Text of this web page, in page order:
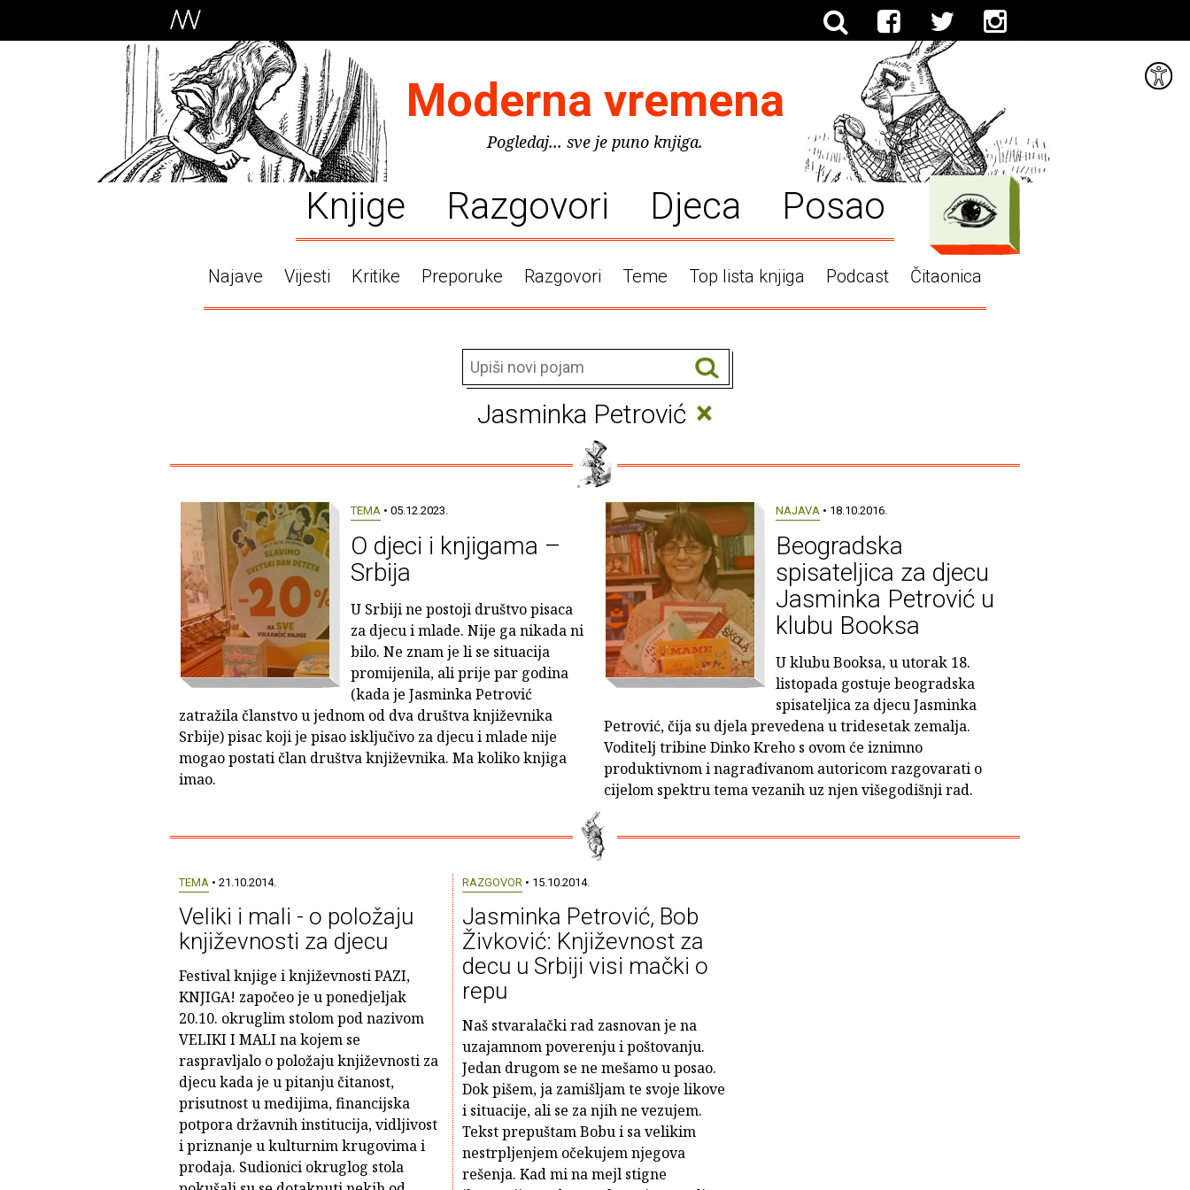
Moderna vremena
Pogledaj... sve je puno knjiga.
Knjige Razgovori Djeca Posao
Najave Vijesti Kritike Preporuke Razgovori Teme Top lista knjiga Podcast Čitaonica
Jasminka Petrović ×
TEMA • 05.12.2023.
O djeci i knjigama –
Srbija
U Srbiji ne postoji društvo pisaca
za djecu i mlade. Nije ga nikada ni
bilo. Ne znam je li se situacija
promijenila, ali prije par godina
(kada je Jasminka Petrović
zatražila članstvo u jednom od dva društva književnika
Srbije) pisac koji je pisao isključivo za djecu i mlade nije
mogao postati član društva književnika. Ma koliko knjiga
imao.
NAJAVA • 18.10.2016.
Beogradska
spisateljica za djecu
Jasminka Petrović u
klubu Booksa
U klubu Booksa, u utorak 18.
listopada gostuje beogradska
spisateljica za djecu Jasminka
Petrović, čija su djela prevedena u tridesetak zemalja.
Voditelj tribine Dinko Kreho s ovom će iznimno
produktivnom i nagrađivanom autoricom razgovarati o
cijelom spektru tema vezanih uz njen višegodišnji rad.
TEMA• 21.10.2014.
Veliki i mali - o položaju
književnosti za djecu
Festival knjige i književnosti PAZI,
KNJIGA! započeo je u ponedjeljak
20.10. okruglim stolom pod nazivom
VELIKI I MALI na kojem se
raspravljalo o položaju književnosti za
djecu kada je u pitanju čitanost,
prisutnost u medijima, financijska
potpora državnih institucija, vidljivost
i priznanje u kulturnim krugovima i
prodaja. Sudionici okruglog stola
RAZGOVOR• 15.10.2014.
Jasminka Petrović, Bob
Živković: Književnost za
decu u Srbiji visi mački o
repu
Naš stvaralački rad zasnovan je na
uzajamnom poverenju i poštovanju.
Jedan drugom se ne mešamo u posao.
Dok pišem, ja zamišljam te svoje likove
i situacije, ali se za njih ne vezujem.
Tekst prepuštam Bobu i sa velikim
nestrpljenjem očekujem njegova
rešenja. Kad mi na mejl stigne